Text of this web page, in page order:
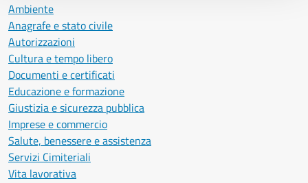
Ambiente
Anagrafe e stato civile
Autorizzazioni
Cultura e tempo libero
Documenti e certificati
Educazione e formazione
Giustizia e sicurezza pubblica
Imprese e commercio
Salute, benessere e assistenza
Servizi Cimiteriali
Vita lavorativa